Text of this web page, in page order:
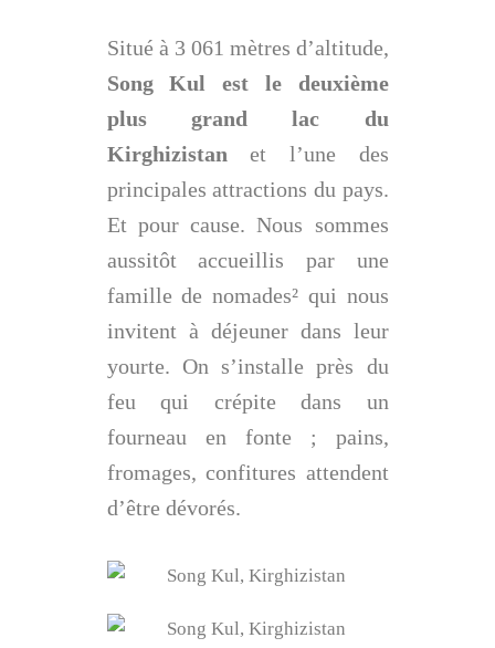
Situé à 3 061 mètres d’altitude,
Song Kul est le deuxième
plus grand lac du
Kirghizistan et l’une des
principales attractions du pays.
Et pour cause. Nous sommes
aussitôt accueillis par une
famille de nomades² qui nous
invitent à déjeuner dans leur
yourte. On s’installe près du
feu qui crépite dans un
fourneau en fonte ; pains,
fromages, confitures attendent
d’être dévorés.